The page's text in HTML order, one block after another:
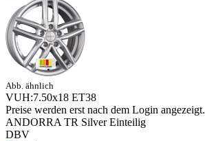
Abb. ähnlich
VUH:7.50x18 ET38
Preise werden erst nach dem Login angezeigt.
ANDORRA TR Silver Einteilig
DBV